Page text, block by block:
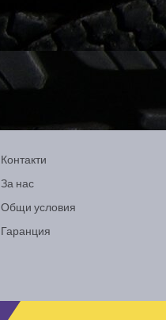
Контакти
За нас
Общи условия
Гаранция